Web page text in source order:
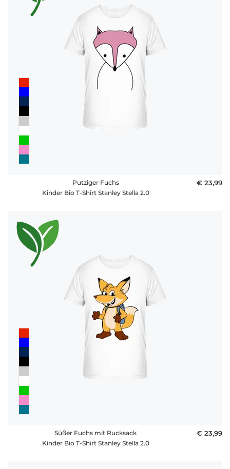
Putziger Fuchs
Kinder Bio T-Shirt Stanley Stella 2.0
€ 23,99
Süßer Fuchs mit Rucksack
Kinder Bio T-Shirt Stanley Stella 2.0
€ 23,99